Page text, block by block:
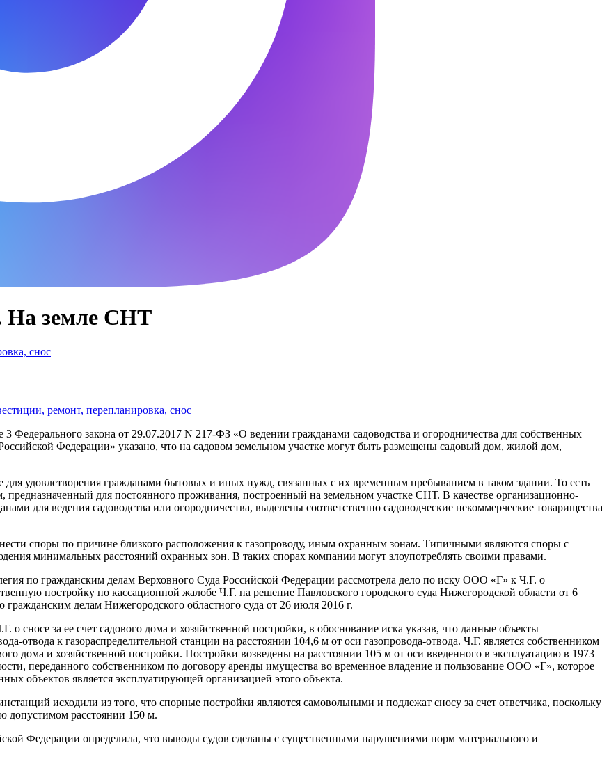
На земле СНТ
снос
ремонт, перепланировка, снос
3 Федерального закона от 29.07.2017 N 217-ФЗ «О ведении гражданами садоводства и огородничества для собственных
Федерации» указано, что на садовом земельном участке могут быть размещены садовый дом, жилой дом,
удовлетворения гражданами бытовых и иных нужд, связанных с их временным пребыванием в таком здании. То есть
для постоянного проживания, построенный на земельном участке СНТ. В качестве организационно-
для ведения садоводства или огородничества, выделены соответственно садоводческие некоммерческие товарищества
споры по причине близкого расположения к газопроводу, иным охранным зонам. Типичными являются споры с
минимальных расстояний охранных зон. В таких спорах компании могут злоупотреблять своими правами.
по гражданским делам Верховного Суда Российской Федерации рассмотрела дело по иску ООО «Г» к Ч.Г. о
постройку по кассационной жалобе Ч.Г. на решение Павловского городского суда Нижегородской области от 6
делам Нижегородского областного суда от 26 июля 2016 г.
о сносе за ее счет садового дома и хозяйственной постройки, в обоснование иска указав, что данные объекты
отвода к газораспределительной станции на расстоянии 104,6 м от оси газопровода-отвода. Ч.Г. является собственником
дома и хозяйственной постройки. Постройки возведены на расстоянии 105 м от оси введенного в эксплуатацию в 1973
переданного собственником по договору аренды имущества во временное владение и пользование ООО «Г», которое
объектов является эксплуатирующей организацией этого объекта.
исходили из того, что спорные постройки являются самовольными и подлежат сносу за счет ответчика, поскольку
допустимом расстоянии 150 м.
Федерации определила, что выводы судов сделаны с существенными нарушениями норм материального и